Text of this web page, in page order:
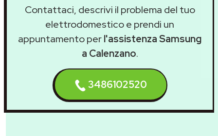
Contattaci, descrivi il problema del tuo
elettrodomestico e prendi un
appuntamento perl'assistenza Samsung
a Calenzano.
3486102520